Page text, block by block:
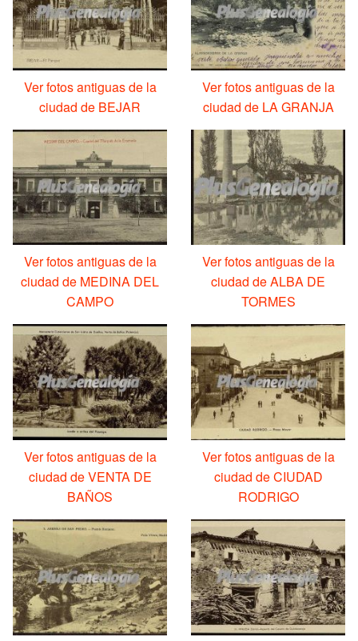
Ver fotos antiguas de la
ciudad de BEJAR
Ver fotos antiguas de la
ciudad de LA GRANJA
Ver fotos antiguas de la
ciudad de MEDINA DEL
CAMPO
Ver fotos antiguas de la
ciudad de ALBA DE
TORMES
Ver fotos antiguas de la
ciudad de VENTA DE
BAÑOS
Ver fotos antiguas de la
ciudad de CIUDAD
RODRIGO